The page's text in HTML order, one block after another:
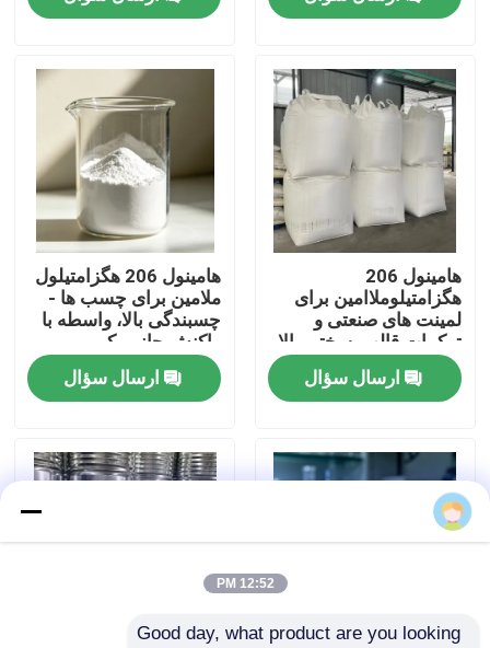
خانه
محصولات
فیلم های
دربارهی ما
کارخانه تور
کنترل کیفیت
اخبار
درخواست نقل قول
هامینول 206
هگزامتیلوملاامین برای
لمینت های صنعتی و
ترکیبات قالب ️ سختی بالا،
عایق بندی بالا
ارسال سؤال
هامینول 206 هگزامتیلول
ملامین برای چسب ها -
چسبندگی بالا، واسطه با
واکنش جانبی کم
ارسال سؤال
12:52 PM
Good day, what product are you looking